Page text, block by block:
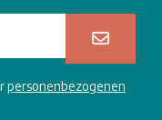
personenbezogenen